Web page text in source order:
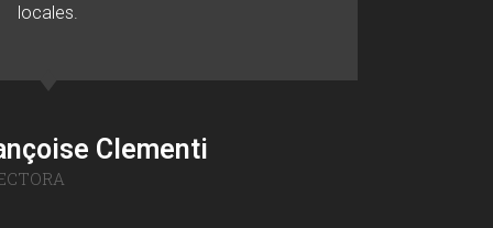
locales.
Clementi